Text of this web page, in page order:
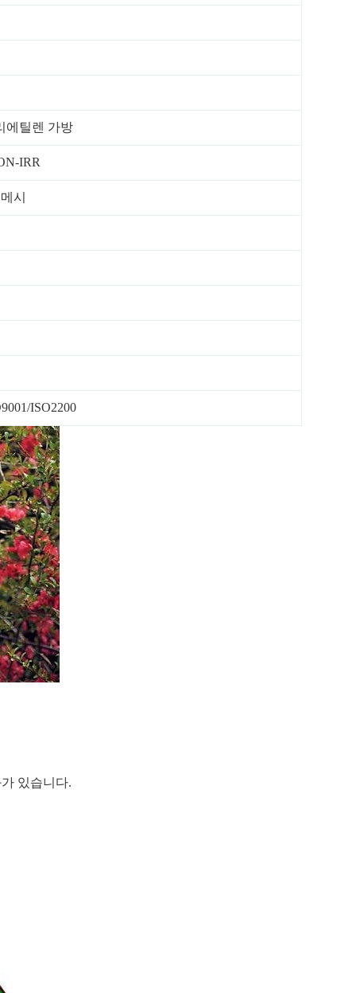
에틸렌 가방
IRR
시
ISO2200
있습니다.